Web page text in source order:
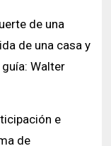
de una
de una casa y
Walter
e
de